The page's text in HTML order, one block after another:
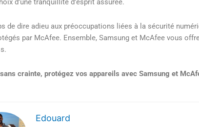
d’une tranquillité d’esprit assurée.
de dire adieu aux préoccupations liées à la sécurité
par McAfee. Ensemble, Samsung et McAfee vous
crainte, protégez vos appareils avec Samsung et
Edouard